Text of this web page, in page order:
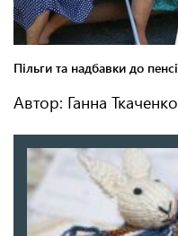
Автор: Ганна Ткаченко